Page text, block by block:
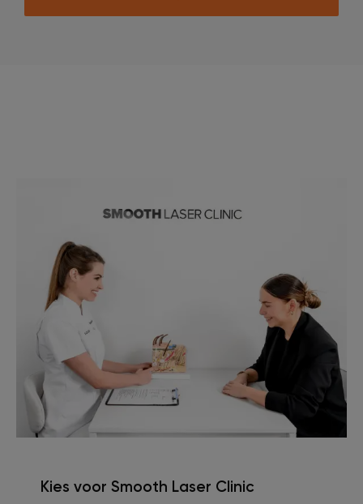
Kies voor Smooth Laser Clinic